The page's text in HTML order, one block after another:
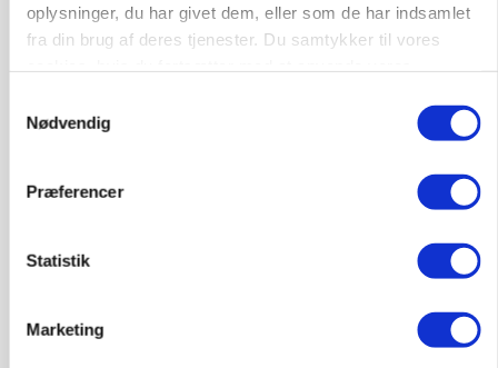
oplysninger, du har givet dem, eller som de har indsamlet
fra din brug af deres tjenester. Du samtykker til vores
Nødvendig
Præferencer
Statistik
Marketing
dræn/entreprenørarbejde.
Anlæg Kloak
06. aug.
Lastbilchauffør søges til Henrik Haves